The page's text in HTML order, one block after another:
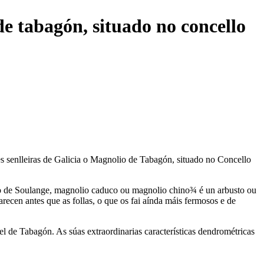
tabagón, situado no concello
de Galicia o Magnolio de Tabagón, situado no Concello
Soulange, magnolio caduco ou magnolio chino¾ é un arbusto ou
antes que as follas, o que os fai aínda máis fermosos e de
Tabagón. As súas extraordinarias características dendrométricas